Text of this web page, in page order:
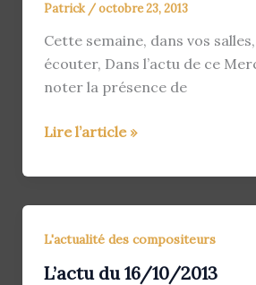
Patrick /octobre 23, 2013
Cette semaine, dans vos
écouter, Dans l’actu de ce
noter la présence de
L’actu
23/10/2013
Lire l’article »
L'actualité des compositeurs
L’actu du 16/10/2013